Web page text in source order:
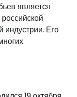
является
индустрии. Его